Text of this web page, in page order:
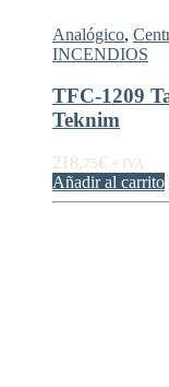
Analógico,
INCENDIOS
TFC-1209
Teknim
218,75€ + IVA
Añadir al carrito